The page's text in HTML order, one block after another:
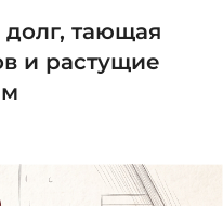
долг, тающая
и растущие